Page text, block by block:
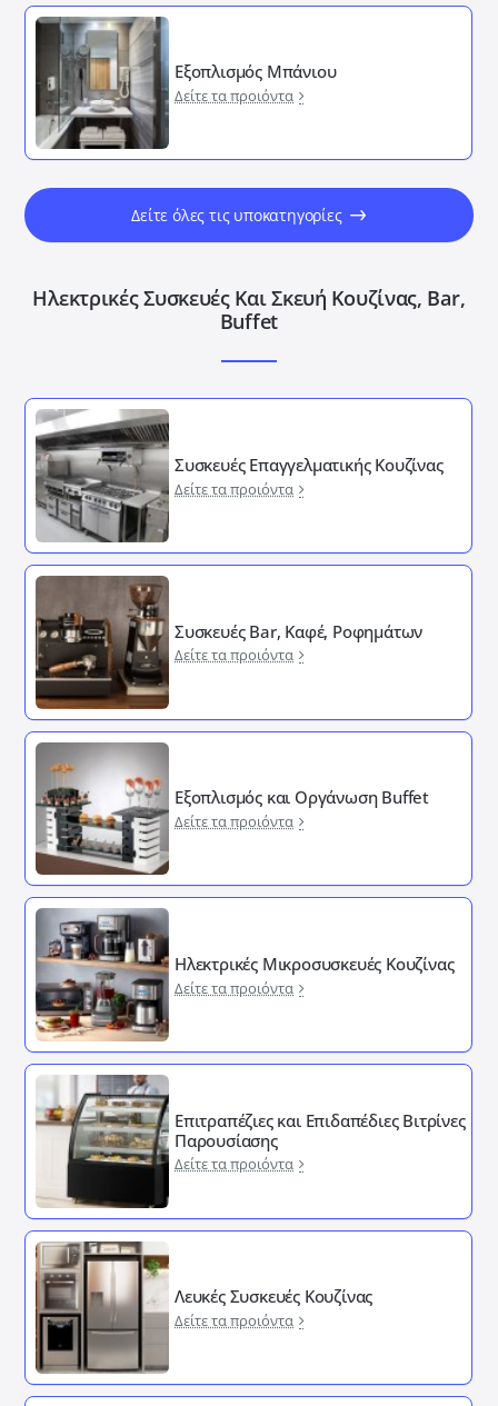
Εξοπλισμός Μπάνιου
Δείτε τα προιόντα
Δείτε όλες τις υποκατηγορίες
Ηλεκτρικές Συσκευές Και Σκευή Κουζίνας, Bar,
Buffet
Συσκευές Επαγγελματικής Κουζίνας
Δείτε τα προιόντα
Συσκευές Bar, Καφέ, Ροφημάτων
Δείτε τα προιόντα
Εξοπλισμός και Οργάνωση Buffet
Δείτε τα προιόντα
Ηλεκτρικές Μικροσυσκευές Κουζίνας
Δείτε τα προιόντα
Επιτραπέζιες και Επιδαπέδιες Βιτρίνες
Παρουσίασης
Δείτε τα προιόντα
Λευκές Συσκευές Κουζίνας
Δείτε τα προιόντα